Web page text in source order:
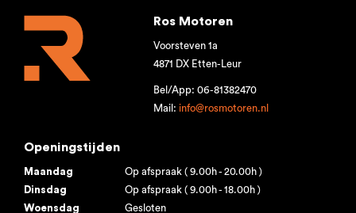
Ros Motoren
Voorsteven 1a
4871 DX Etten-Leur
Bel/App: 06-81382470
Mail: info@rosmotoren.nl
Openingstijden
Maandag
Op afspraak ( 9.00h - 20.00h )
Dinsdag
Op afspraak ( 9.00h - 18.00h )
Woensdag
Gesloten